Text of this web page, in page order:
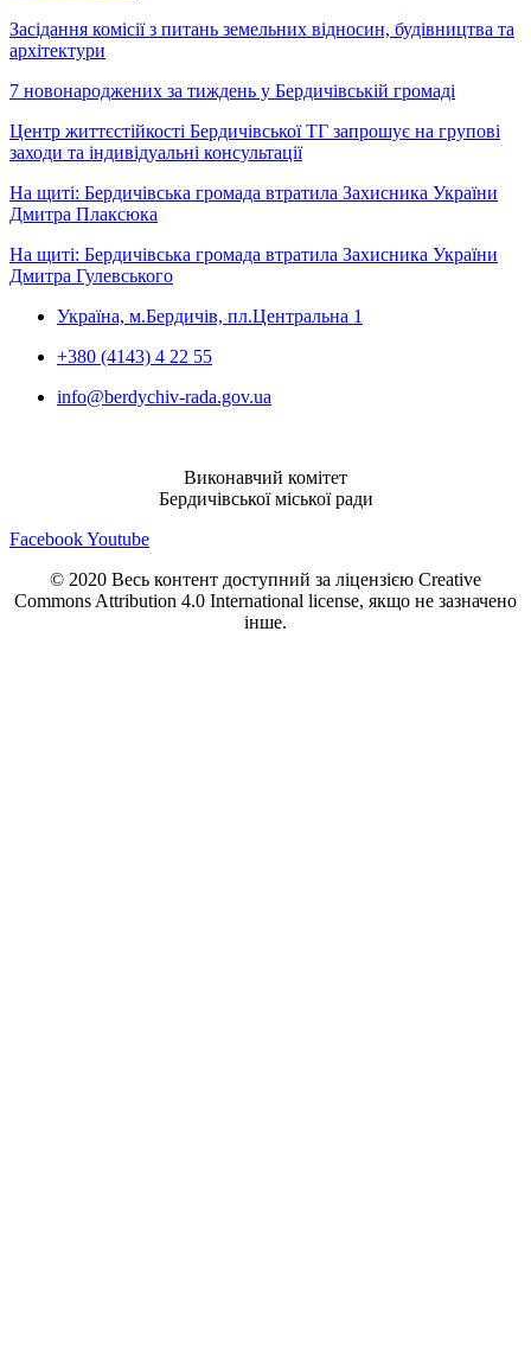
Засідання комісії з питань земельних відносин, будівництва та
архітектури
7 новонароджених за тиждень у Бердичівській громаді
Центр життєстійкості Бердичівської ТГ запрошує на групові
заходи та індивідуальні консультації
На щиті: Бердичівська громада втратила Захисника України
Дмитра Плаксюка
На щиті: Бердичівська громада втратила Захисника України
Дмитра Гулевського
Україна, м.Бердичів, пл.Центральна 1
+380 (4143) 4 22 55
info@berdychiv-rada.gov.ua
Виконавчий комітет
Бердичівської міської ради
FacebookYoutube
© 2020 Весь контент доступний за ліцензією Creative
Commons Attribution 4.0 International license, якщо не зазначено
інше.